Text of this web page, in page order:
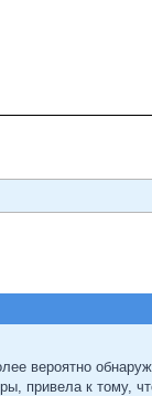
вероятно
привела к тому,